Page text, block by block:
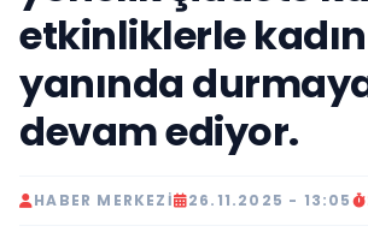
etkinliklerle
yanında
devam ediyor.
HABER MERKEZI 26.11.2025 - 13:05